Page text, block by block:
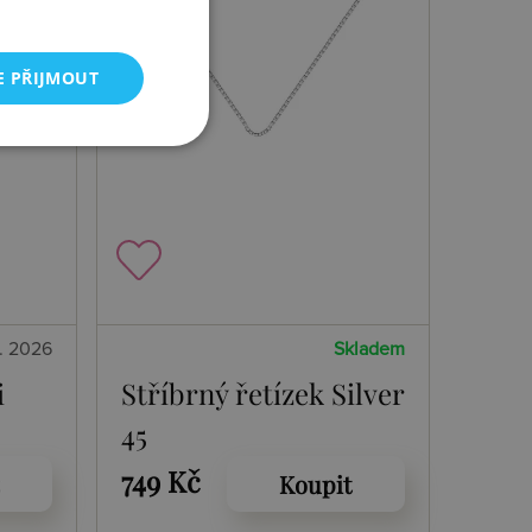
2026 Skladem
Stříbrný řetízek Silver
45
749 Kč
Koupit
PŘIJMOUT